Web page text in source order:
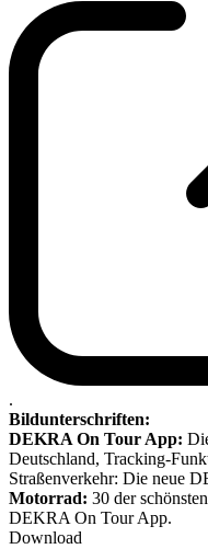
.
Bildunterschriften:
DEKRA On Tour App:
Deutschland, Tracking-
Straßenverkehr: Die neue
Motorrad: 30 der
DEKRA On Tour App.
Download